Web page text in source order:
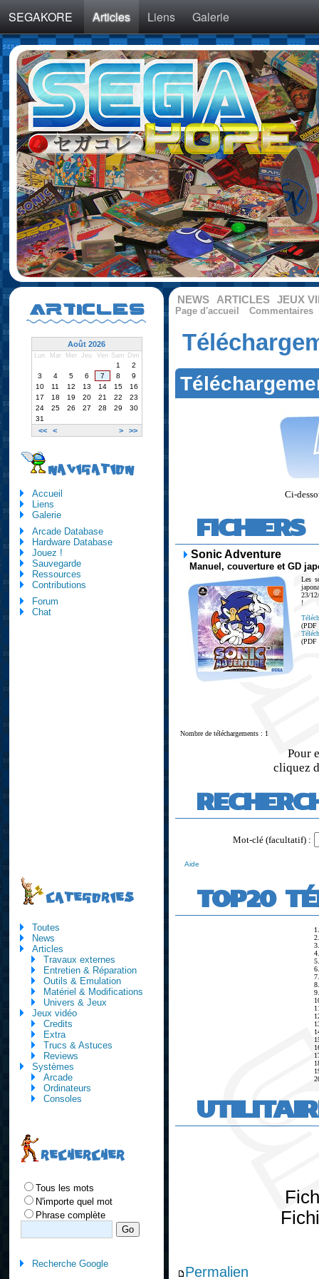
SEGAKORE Articles Liens Galerie
NEWS ARTICLES JEUX
Page d'accueil Commentaires
Ci-
FICHIERS
Sonic Adventure
Manuel, couverture et GD
Les
23/
!
(PDF
(PDF
Nombre de téléchargements : 1
Pour
cliquez
Mot-clé (facultatif) :
Aide
TOP20
Permalien
ARTICLES
Août 2026
Lun Mar Mer Jeu Ven Sam Dim
<< < > >>
1
2
3
4 5 6 7 8
9
10
11 12 13 14 15
16
17
18 19 20 21 22
23
24
25 26 27 28 29
30
31
NAVIGATION
Accueil
Liens
Galerie
Arcade Database
Hardware Database
Jouez !
Sauvegarde
Ressources
Contributions
Forum
Chat
CATEGORIES
Toutes
News
Articles
Travaux externes
Entretien & Réparation
Outils & Emulation
Matériel & Modifications
Univers & Jeux
Jeux vidéo
Credits
Extra
Trucs & Astuces
Reviews
Systèmes
Arcade
Ordinateurs
Consoles
RECHERCHER
Tous les mots
N'importe quel mot
Phrase complète
Recherche Google